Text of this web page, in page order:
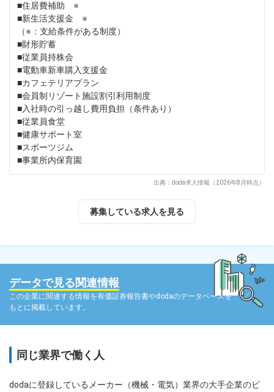
■住居費補助 ※
■新生活支援金 ※
（※：支給条件がある制度）
■財形貯蓄
■従業員持株会
■電動車新車購入支援金
■カフェテリアプラン
■会員制リゾート施設割引利用制度
■入社時の引っ越し費用負担（条件あり）
■従業員食堂
■健康サポート室
■スポーツジム
■事業所内保育園
出典：doda求人情報（2026年8月時点）
募集している求人を見る
データで見る関連情報
この企業に関連する情報を有価証券報告書やdodaのデータベースを
もとに掲載しています。
同じ業界で働く人
dodaに登録しているメーカー（機械・電気）業界の大手企業のビ